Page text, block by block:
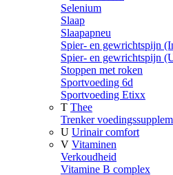
Selenium
Slaap
Slaapapneu
Spier- en gewrichtspijn
Spier- en gewrichtspijn
Stoppen met roken
Sportvoeding 6d
Sportvoeding Etixx
T Thee
Trenker
U Urinair comfort
V Vitaminen
Verkoudheid
Vitamine B complex